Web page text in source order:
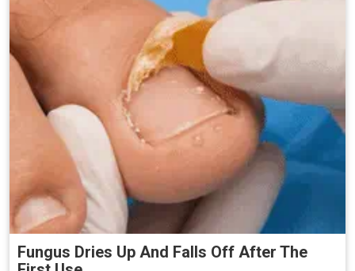
Fungus Dries Up And Falls Off After The